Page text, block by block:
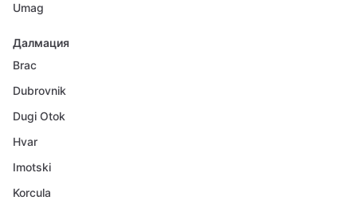
Umag
Далмация
Brac
Dubrovnik
Dugi Otok
Hvar
Imotski
Korcula